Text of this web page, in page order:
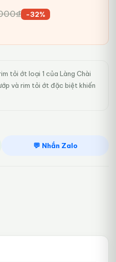
₫
-32%
tỏi ớt loại 1 của Làng Chài
và rim tỏi ớt đặc biệt khiến
💬 Nhắn Zalo